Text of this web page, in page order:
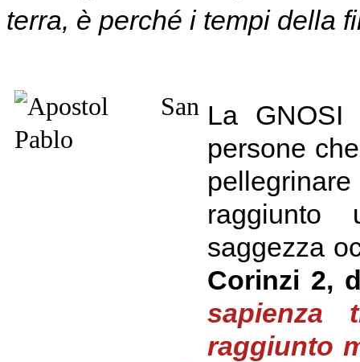
terra, è perché i tempi della
La
persone
saggezza
Corinzi 2,
raggiunto